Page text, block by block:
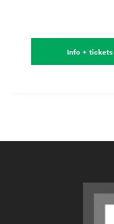
Info + tickets